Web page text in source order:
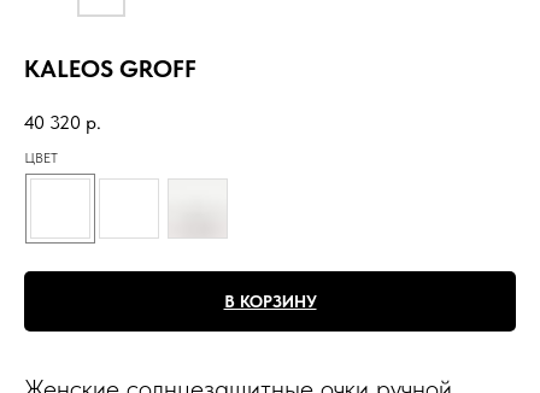
KALEOS GROFF
40 320 р.
ЦВЕТ
В КОРЗИНУ